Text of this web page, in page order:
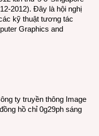
2012). Đây là hội nghị
kỹ thuật tương tác
Graphics and
ty truyền thông Image
hồ chỉ 0g29ph sáng